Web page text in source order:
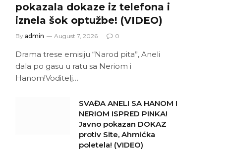
pokazala dokaze iz telefona i
iznela šok optužbe! (VIDEO)
By admin August 7, 2026 0
Drama trese emisiju “Narod pita”, Aneli
dala po gasu u ratu sa Neriom i
Hanom!Voditelj…
SVAĐA ANELI SA HANOM I
NERIOM ISPRED PINKA!
Javno pokazan DOKAZ
protiv Site, Ahmićka
poletela! (VIDEO)